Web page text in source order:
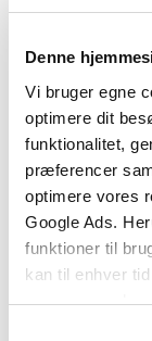
Denne
Vi bruger egne
optimere dit
funktionalitet,
præferencer
optimere vores
Google Ads.
funktioner til
kan til enhver
være
Anvisning 206
løsninger til
Ifølge
placeret i
for at
Dette gælder
Anvisningen
krævede
renserier.